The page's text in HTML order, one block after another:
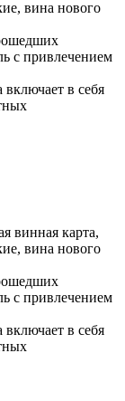
вина нового
с привлечением
включает в себя
винная карта,
вина нового
с привлечением
включает в себя